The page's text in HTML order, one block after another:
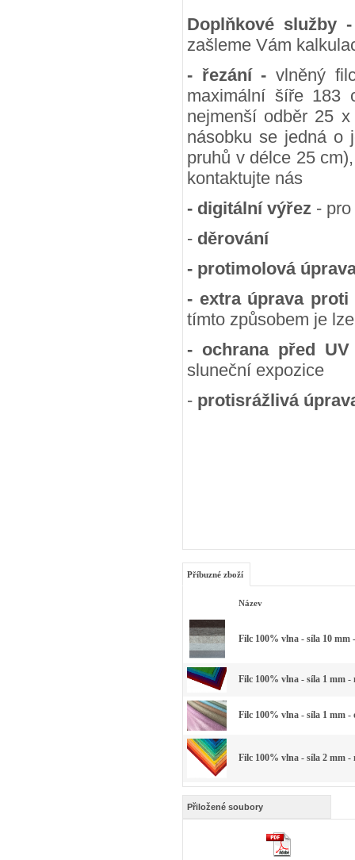
Doplňkové služby
zašleme Vám
- řezání - vlněný
maximální šíře 183
nejmenší odběr 25
násobku se jedná o
pruhů v délce 25
kontaktujte nás
- digitální výřez -
- děrování
- protimolová
- extra úprava
tímto způsobem je
- ochrana před
sluneční expozice
- protisrážlivá
Příbuzné zboží
Název
Filc 100% vlna - síla 10 mm
Filc 100% vlna - síla 1 mm -
Filc 100% vlna - síla 1 mm
Filc 100% vlna - síla 2 mm -
Přiložené soubory